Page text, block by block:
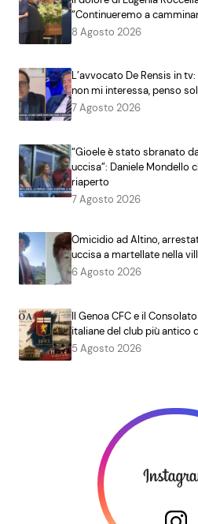
“Continueremo a
8 Agosto 2026
L’avvocato De Rensis in
non mi interessa, penso
7 Agosto 2026
“Gioele è stato sbranato
uccisa”: Daniele Mondello
riaperto
7 Agosto 2026
Omicidio ad Altino,
uccisa a martellate nella
6 Agosto 2026
Il Genoa CFC e il
italiane del club più antico
5 Agosto 2026